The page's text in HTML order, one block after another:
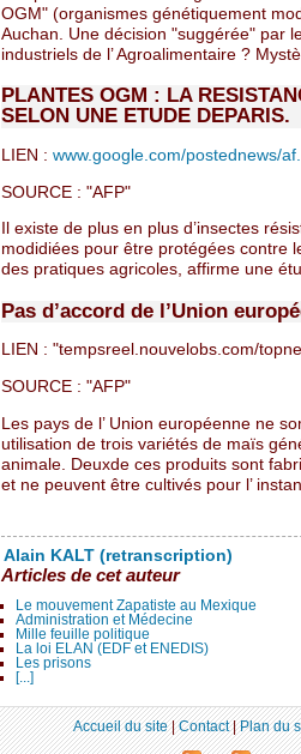
OGM" (organismes génétiquement
Auchan. Une décision "suggérée" par
industriels de l’ Agroalimentaire ?
PLANTES OGM : LA
SELON UNE ETUDE DEPARIS.
LIEN : www.google.com/postednews/af...
SOURCE : "AFP"
Il existe de plus en plus d’insectes
modidiées pour être protégées contre
des pratiques agricoles, affirme une
Pas d’accord de l’Union
LIEN : "tempsreel.nouvelobs.com/
SOURCE : "AFP"
Les pays de l’ Union européenne ne
utilisation de trois variétés de maïs
animale. Deuxde ces produits sont
et ne peuvent être cultivés pour l’
Alain KALT (retranscription)
Articles de cet auteur
Le mouvement Zapatiste au Mexique
Administration et Médecine
Mille feuille politique
La loi ELAN (EDF et ENEDIS)
Les prisons
[...]
Accueil du site|Contact|Plan du